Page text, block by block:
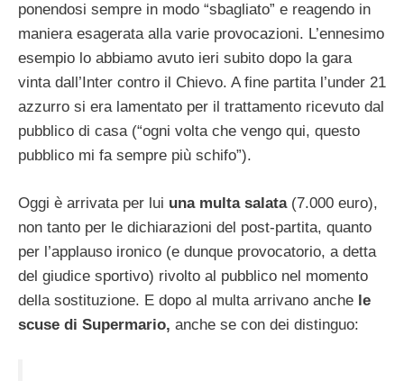
ponendosi sempre in modo “sbagliato” e reagendo in
maniera esagerata alla varie provocazioni. L’ennesimo
esempio lo abbiamo avuto ieri subito dopo la gara
vinta dall’Inter contro il Chievo. A fine partita l’under 21
azzurro si era lamentato per il trattamento ricevuto dal
pubblico di casa (“ogni volta che vengo qui, questo
pubblico mi fa sempre più schifo”).
Oggi è arrivata per lui una multa salata(7.000 euro),
non tanto per le dichiarazioni del post-partita, quanto
per l’applauso ironico (e dunque provocatorio, a detta
del giudice sportivo) rivolto al pubblico nel momento
della sostituzione. E dopo al multa arrivano anche le
scuse di Supermario, anche se con dei distinguo: